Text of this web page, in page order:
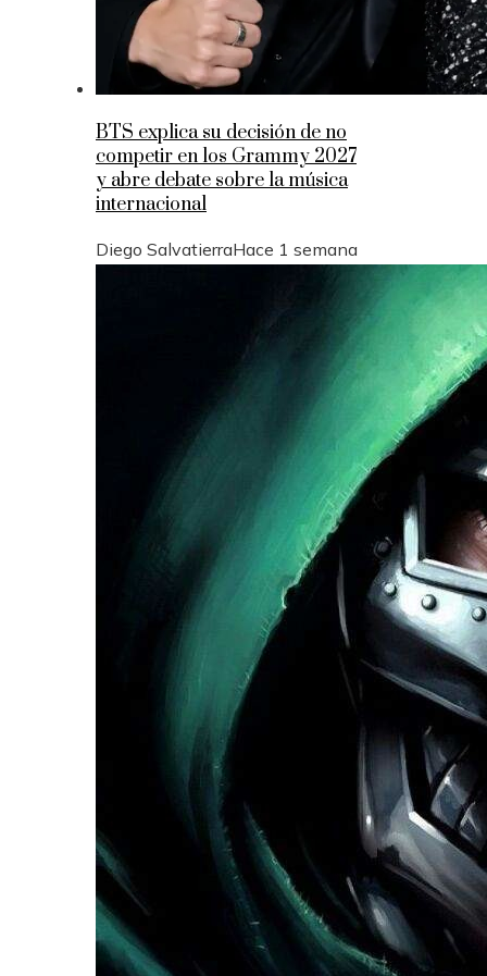
BTS explica su decisión de no
competir en los Grammy 2027
y abre debate sobre la música
internacional
Diego SalvatierraHace 1 semana